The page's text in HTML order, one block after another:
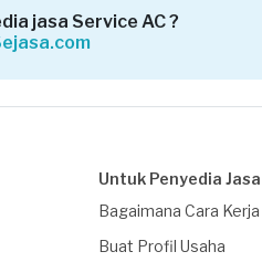
jasa Service AC ?
Untuk Penyedia Jasa
Bagaimana Cara Kerja
Buat Profil Usaha